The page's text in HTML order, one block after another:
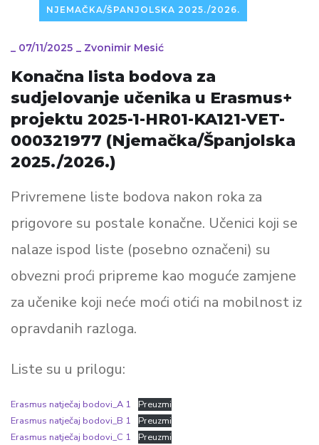
NJEMAČKA/ŠPANJOLSKA 2025./2026.
_ 07/11/2025 _ Zvonimir Mesić
Konačna lista bodova za
sudjelovanje učenika u Erasmus+
projektu 2025-1-HR01-KA121-VET-
000321977 (Njemačka/Španjolska
2025./2026.)
Privremene liste bodova nakon roka za
prigovore su postale konačne. Učenici koji se
nalaze ispod liste (posebno označeni) su
obvezni proći pripreme kao moguće zamjene
za učenike koji neće moći otići na mobilnost iz
opravdanih razloga.
Liste su u prilogu:
Erasmus natječaj bodovi_A 1
Preuzmi
Erasmus natječaj bodovi_B 1
Preuzmi
Erasmus natječaj bodovi_C 1
Preuzmi